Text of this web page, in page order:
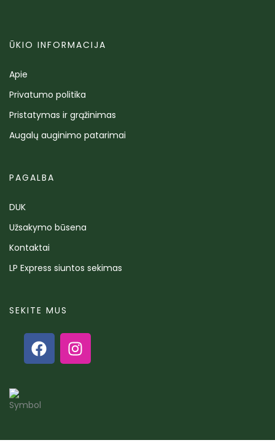
ŪKIO INFORMACIJA
Apie
Privatumo politika
Pristatymas ir grąžinimas
Augalų auginimo patarimai
PAGALBA
DUK
Užsakymo būsena
Kontaktai
LP Express siuntos sekimas
SEKITE MUS